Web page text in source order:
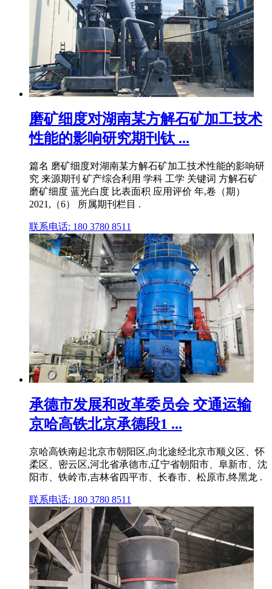
磨矿细度对湖南某方解石矿加工技术
性能的影响研究期刊钛 ...
篇名 磨矿细度对湖南某方解石矿加工技术性能的影响研
究 来源期刊 矿产综合利用 学科 工学 关键词 方解石矿
磨矿细度 蓝光白度 比表面积 应用评价 年,卷（期）
2021,（6） 所属期刊栏目 .
联系电话: 180 3780 8511
承德市发展和改革委员会 交通运输
京哈高铁北京承德段1 ...
京哈高铁南起北京市朝阳区,向北途经北京市顺义区、怀
柔区、密云区,河北省承德市,辽宁省朝阳市、阜新市、沈
阳市、铁岭市,吉林省四平市、长春市、松原市,终黑龙 .
联系电话: 180 3780 8511